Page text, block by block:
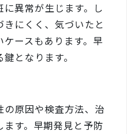
異常が生じます。し
にくく、気づいたと
ースもあります。早
となります。
原因や検査方法、治
す。早期発見と予防